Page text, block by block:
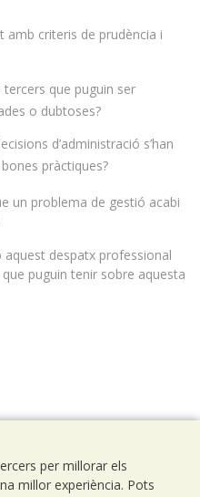
amb criteris de prudència i
que puguin ser
o dubtoses?
d’administració s’han
pràctiques?
un problema de gestió acabi
despatx professional
puguin tenir sobre aquesta
Consultors
per millorar els
millor experiència. Pots